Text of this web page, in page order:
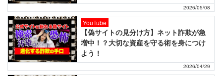
2026/05/08
YouTube
【偽サイトの見分け方】ネット詐欺が急
増中！？大切な資産を守る術を身につけ
よう！
2026/04/29